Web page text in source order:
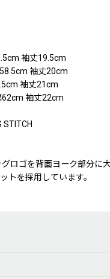
袖丈19.5cm
袖丈20cm
袖丈21cm
62cm 袖丈22cm
STITCH
グロゴを背面ヨーク部分
トを採用しています。